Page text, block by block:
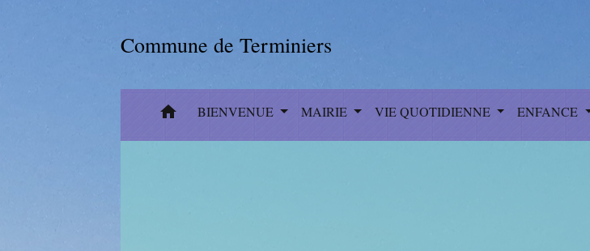
Commune de Terminiers
home BIENVENUE MAIRIE VIE QUOTIDIENNE ENFANCE